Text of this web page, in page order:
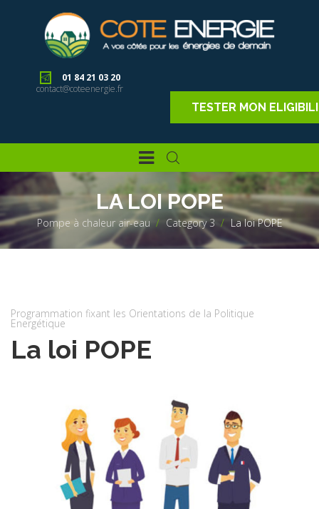
01 84 21 03 20
contact@coteenergie.fr
TESTER MON
LA LOI POPE
Pompe à chaleur air-eau Category 3 La loi POPE
Programmation fixant les Orientations de la Politique
Energétique
La loi POPE